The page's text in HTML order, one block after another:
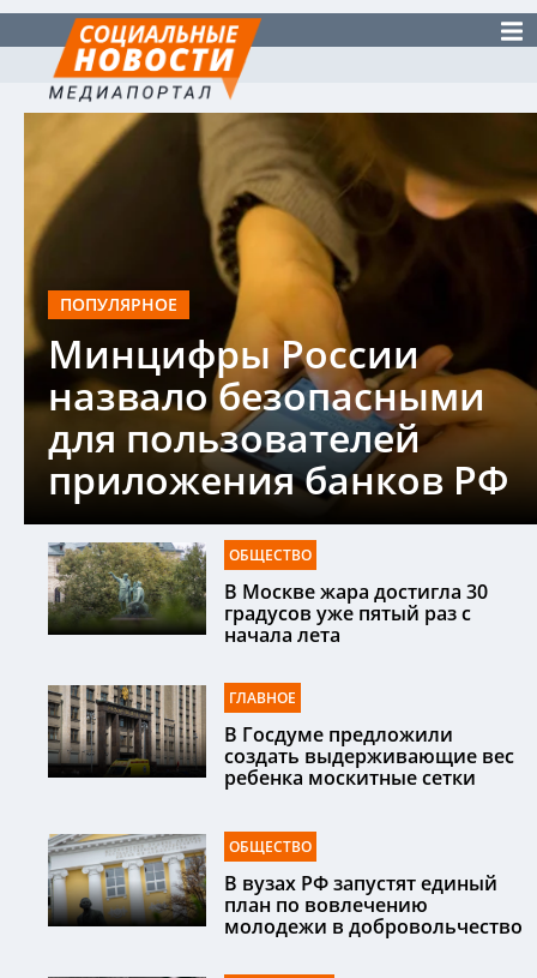
ПОПУЛЯРНОЕ
Минцифры России
назвало безопасными
для пользователей
приложения банков РФ
ОБЩЕСТВО
В Москве жара достигла 30
градусов уже пятый раз с
начала лета
ГЛАВНОЕ
В Госдуме предложили
создать выдерживающие вес
ребенка москитные сетки
ОБЩЕСТВО
В вузах РФ запустят единый
план по вовлечению
молодежи в добровольчество